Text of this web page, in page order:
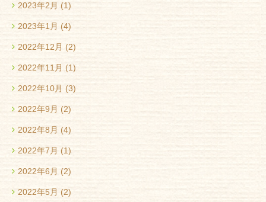
2023年2月 (1)
2023年1月 (4)
2022年12月 (2)
2022年11月 (1)
2022年10月 (3)
2022年9月 (2)
2022年8月 (4)
2022年7月 (1)
2022年6月 (2)
2022年5月 (2)